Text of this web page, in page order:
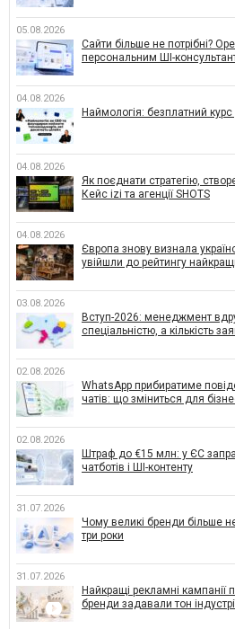
05.08.2026
Сайти більше не потрібні?
персональним ШІ-
04.08.2026
Наймологія: безплатний
04.08.2026
Як поєднати стратегію,
Кейс izi та агенції SHOTS
04.08.2026
Європа знову визнала
увійшли до рейтингу
03.08.2026
Вступ-2026: менеджмент
спеціальністю, а кількість
02.08.2026
WhatsApp прибиратиме
чатів: що зміниться для
02.08.2026
Штраф до €15 млн: у ЄС
чатботів і ШІ-контенту
31.07.2026
Чому великі бренди більше
три роки
31.07.2026
Найкращі рекламні кампанії
бренди задавали тон